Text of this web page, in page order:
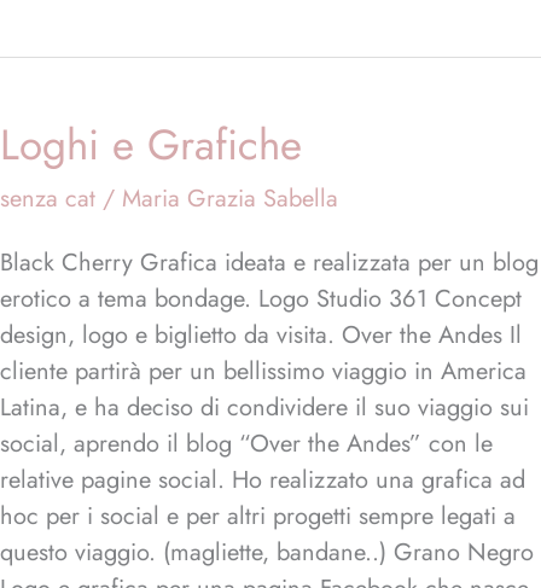
Loghi e Grafiche
senza cat / Maria Grazia Sabella
Black Cherry Grafica ideata e realizzata per un blog
erotico a tema bondage. Logo Studio 361 Concept
design, logo e biglietto da visita. Over the Andes Il
cliente partirà per un bellissimo viaggio in America
Latina, e ha deciso di condividere il suo viaggio sui
social, aprendo il blog “Over the Andes” con le
relative pagine social. Ho realizzato una grafica ad
hoc per i social e per altri progetti sempre legati a
questo viaggio. (magliette, bandane..) Grano Negro
Loghi
e
Grafiche